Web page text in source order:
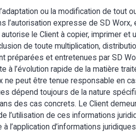
ou la modification de tout
expresse de SD Worx,
le Client à copier, imprimer et
de toute multiplication,
préparées et entretenues par SD
l’évolution rapide de la matière
peut être tenue responsable en
dépend toujours de la nature
des cas concrets. Le Client
de ces informations
d’informations